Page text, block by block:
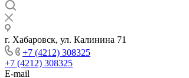
г. Хабаровск, ул. Калинина 71
+7 (4212) 308325
+7 (4212) 308325
E-mail